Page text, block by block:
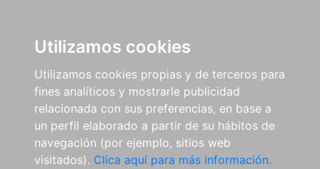
Utilizamos cookies
Utilizamos cookies propias y de terceros para
fines analíticos y mostrarle publicidad
relacionada con sus preferencias, en base a
un perfil elaborado a partir de su hábitos de
navegación (por ejemplo, sitios web
visitados). Clica aquí para más información.